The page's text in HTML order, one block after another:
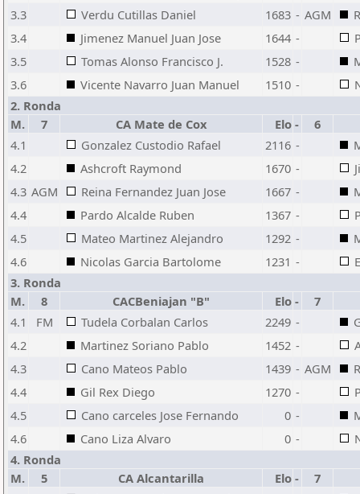
3.3
Verdu Cutillas Daniel 1683 - AGM
3.4
Jimenez Manuel Juan Jose 1644 -
3.5
Tomas Alonso Francisco J. 1528 -
3.6
Vicente Navarro Juan Manuel 1510 -
2. Ronda
M.
7 CA Mate de Cox Elo -
6
4.1
Gonzalez Custodio Rafael 2116 -
4.2
Ashcroft Raymond 1670 -
4.3 AGM Reina Fernandez Juan Jose 1667 -
4.4
Pardo Alcalde Ruben 1367 -
4.5
Mateo Martinez Alejandro 1292 -
4.6
Nicolas Garcia Bartolome 1231 -
3. Ronda
M.
8 CACBeniajan "B" Elo -
7
4.1
FM Tudela Corbalan Carlos 2249 -
4.2
Martinez Soriano Pablo 1452 -
4.3
Cano Mateos Pablo 1439 - AGM
4.4
Gil Rex Diego 1270 -
4.5
Cano carceles Jose Fernando 0 -
4.6
Cano Liza Alvaro 0 -
4. Ronda
M.
5 CA Alcantarilla Elo -
7